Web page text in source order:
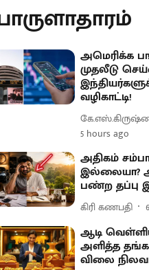
அமெரிக்க
முதலீடு
வழிகாட்டி!
5 hours ago
அதிகம்
இல்லையா?
பண்ற தப்பு
கிரி கணபதி
ஆடி
அளித்த
விலை